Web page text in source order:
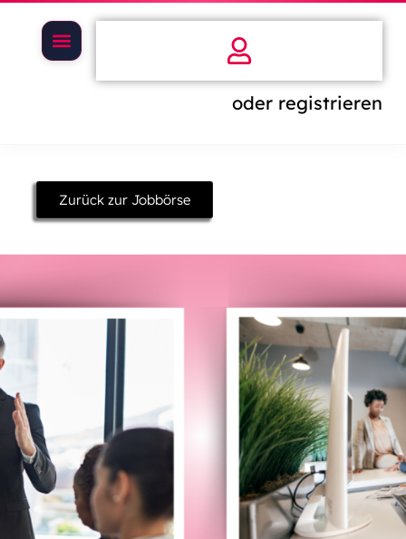
oder registrieren
Zurück zur Jobbörse